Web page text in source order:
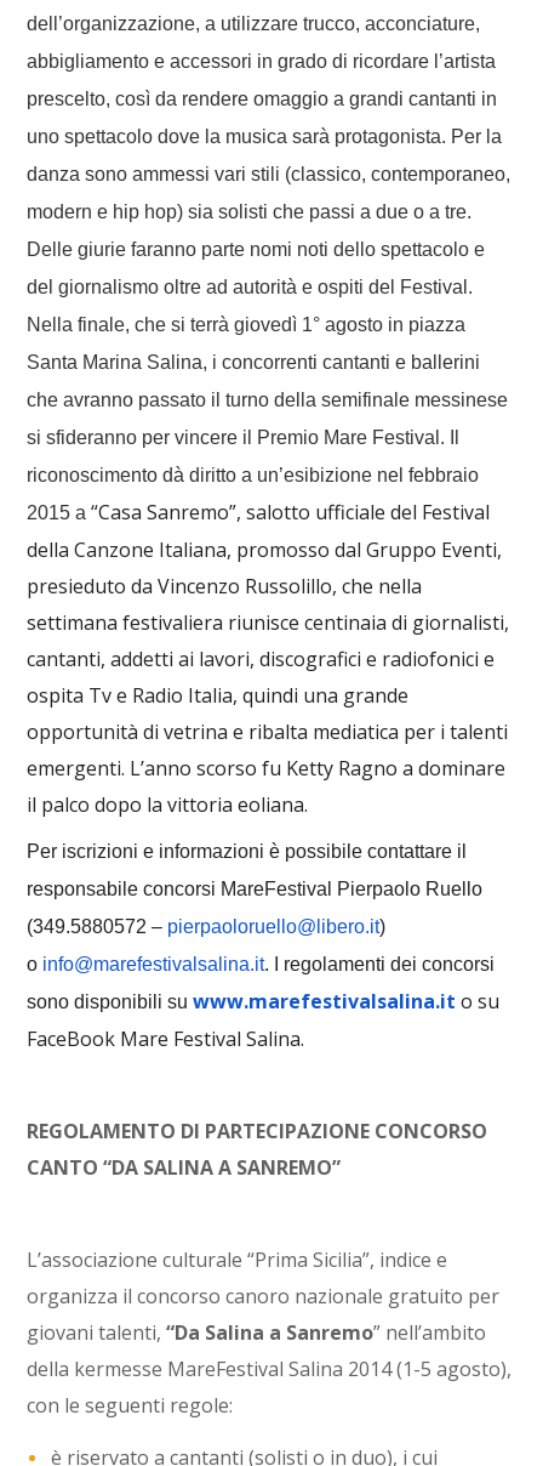
dell’organizzazione, a utilizzare trucco, acconciature,
abbigliamento e accessori in grado di ricordare l’artista
prescelto, così da rendere omaggio a grandi cantanti in
uno spettacolo dove la musica sarà protagonista. Per la
danza sono ammessi vari stili (classico, contemporaneo,
modern e hip hop) sia solisti che passi a due o a tre.
Delle giurie faranno parte nomi noti dello spettacolo e
del giornalismo oltre ad autorità e ospiti del Festival.
Nella finale, che si terrà giovedì 1° agosto in piazza
Santa Marina Salina, i concorrenti cantanti e ballerini
che avranno passato il turno della semifinale messinese
si sfideranno per vincere il Premio Mare Festival. Il
riconoscimento dà diritto a un’esibizione nel febbraio
2015 a“Casa Sanremo”, salotto ufficiale del Festival
della Canzone Italiana, promosso dal Gruppo Eventi,
presieduto da Vincenzo Russolillo, che nella
settimana festivaliera riunisce centinaia di giornalisti,
cantanti, addetti ai lavori, discografici e radiofonici e
ospita Tv e Radio Italia, quindi una grande
opportunità di vetrina e ribalta mediatica per i talenti
emergenti. L’anno scorso fu Ketty Ragno a dominare
il palco dopo la vittoria eoliana.
Per iscrizioni e informazioni è possibile contattare il
responsabile concorsi MareFestival Pierpaolo Ruello
(349.5880572 – pierpaoloruello@libero.it)
o info@marefestivalsalina.it.
I regolamenti dei concorsi
sono disponibili suwww.marefestivalsalina.it o su
FaceBook Mare Festival Salina.
REGOLAMENTO DI PARTECIPAZIONE CONCORSO
CANTO “DA SALINA A SANREMO”
L’associazione culturale “Prima Sicilia”, indice e
organizza il concorso canoro nazionale gratuito per
giovani talenti,“Da Salina a Sanremo” nell’ambito
della kermesse MareFestival Salina 2014 (1-5 agosto),
con le seguenti regole:
è riservato a cantanti (solisti o in duo), i cui